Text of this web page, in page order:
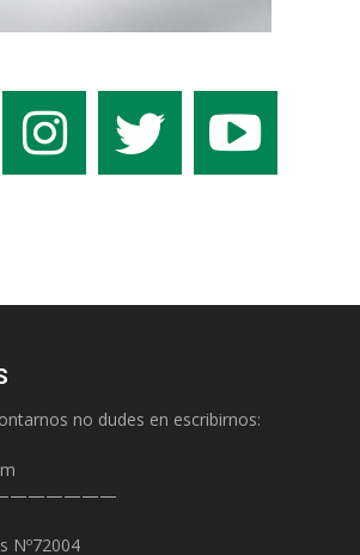
no dudes en escribirnos:
Nº72004